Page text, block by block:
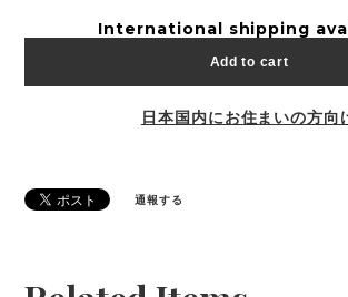
International shipping
Add to cart
日本国内にお住まいの方向
通報する